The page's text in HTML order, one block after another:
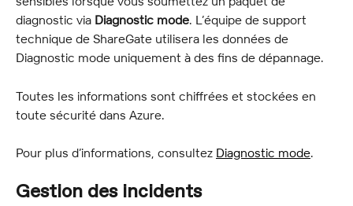
diagnostic via Diagnostic mode. L’équipe de support
technique de ShareGate utilisera les données de
Diagnostic mode uniquement à des fins de dépannage.
Toutes les informations sont chiffrées et stockées en
toute sécurité dans Azure.
Pour plus d’informations, consultez Diagnostic mode.
Gestion des incidents